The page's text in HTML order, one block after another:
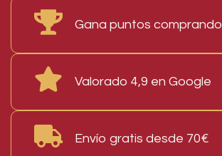
Gana puntos comprando
Valorado 4,9 en Google
Envío gratis desde 70€